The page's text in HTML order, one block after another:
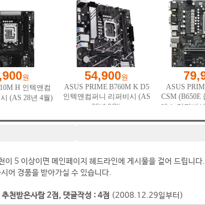
이 5 이상이면 메인페이지 헤드라인에 게시물을 걸어 드립니다.
어 경품을 받아가실 수 있습니다.
천받은사람 2점, 댓글작성 : 4점 (2008.12.29일부터)